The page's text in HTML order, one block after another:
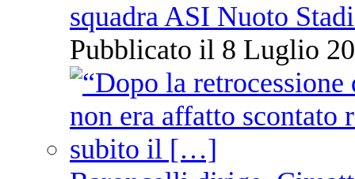
squadra ASI Nuoto
Pubblicato il 8 Luglio